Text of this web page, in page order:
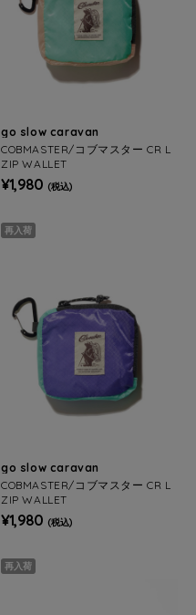
go slow caravan
COBMASTER/コブマスター CR L
ZIP WALLET
¥1,980 (税込)
再入荷
go slow caravan
COBMASTER/コブマスター CR L
ZIP WALLET
¥1,980 (税込)
再入荷